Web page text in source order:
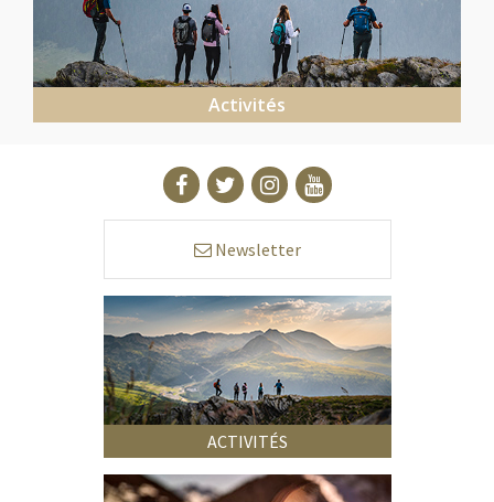
Activités
Newsletter
ACTIVITÉS